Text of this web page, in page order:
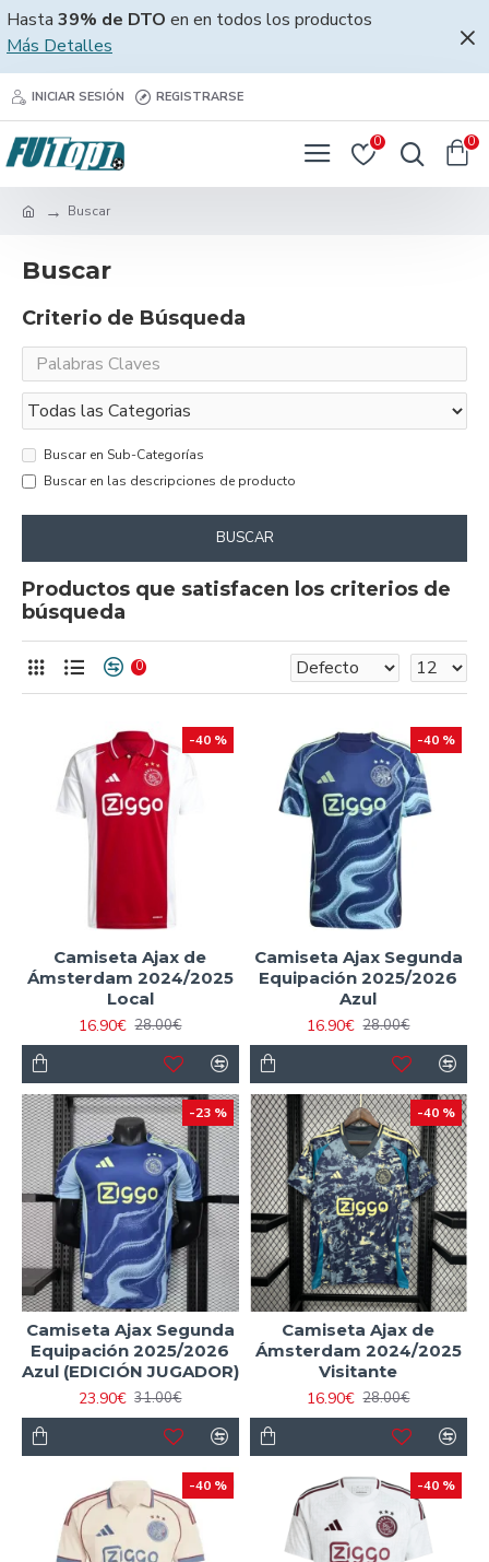
Hasta 39% de DTO en en todos los productos
Más Detalles
INICIAR SESIÓN REGISTRARSE
0 0
Buscar
Buscar
Criterio de Búsqueda
Buscar en Sub-Categorías
Buscar en las descripciones de producto
BUSCAR
Productos que satisfacen los criterios de
búsqueda
0
-40 %
Camiseta Ajax de
Ámsterdam 2024/2025
Local
16.90€ 28.00€
-40 %
Camiseta Ajax Segunda
Equipación 2025/2026
Azul
16.90€ 28.00€
-23 %
Camiseta Ajax Segunda
Equipación 2025/2026
Azul (EDICIÓN JUGADOR)
23.90€ 31.00€
-40 %
Camiseta Ajax de
Ámsterdam 2024/2025
Visitante
16.90€ 28.00€
-40 % -40 %